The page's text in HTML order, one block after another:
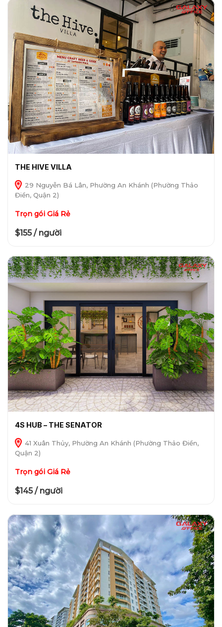
THE HIVE VILLA
29 Nguyễn Bá Lân, Phường An Khánh (Phường Thảo
Điền, Quận 2)
Trọn gói Giá Rẻ
$155 / người
4S HUB – THE SENATOR
41 Xuân Thủy, Phường An Khánh (Phường Thảo Điền,
Quận 2)
Trọn gói Giá Rẻ
$145 / người